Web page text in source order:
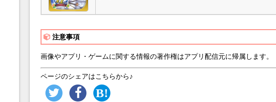
注意事項
画像やアプリ・ゲームに関する情報の著作権はアプリ配信元に帰属します。
ページのシェアはこちらから♪